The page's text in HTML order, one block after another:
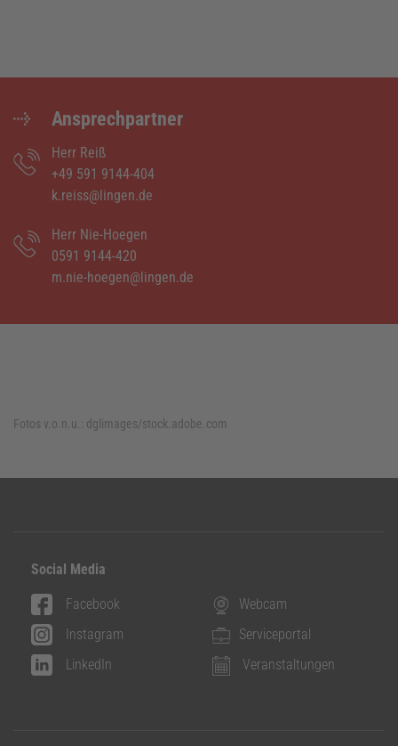
Ansprechpartner
Herr Reiß
+49 591 9144-404
k.reiss@lingen.de
Herr Nie-Hoegen
0591 9144-420
m.nie-hoegen@lingen.de
Fotos v.o.n.u.: dglimages/stock.adobe.com
Social Media
Facebook
Instagram
LinkedIn
Webcam
Serviceportal
Veranstaltungen